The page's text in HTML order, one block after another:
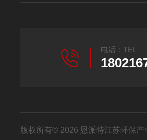
电话：TEL
版权所有© 2026 恩派特江苏环保